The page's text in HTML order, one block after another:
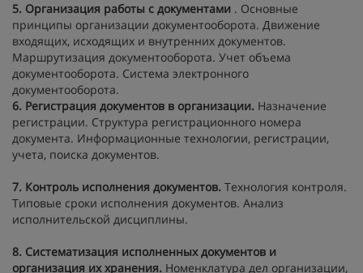
5. Организация работы с документами . Основные
принципы организации документооборота. Движение
входящих, исходящих и внутренних документов.
Маршрутизация документооборота. Учет объема
документооборота. Система электронного
документооборота.
6. Регистрация документов в организации. Назначение
регистрации. Структура регистрационного номера
документа. Информационные технологии, регистрации,
учета, поиска документов.
7. Контроль исполнения документов. Технология контроля.
Типовые сроки исполнения документов. Анализ
исполнительской дисциплины.
8. Систематизация исполненных документов и
организация их хранения. Номенклатура дел организации,